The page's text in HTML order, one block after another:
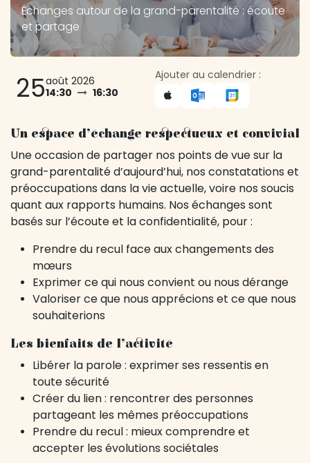
Échanges autour de la grand-parentalité : écoute
et partage
25août 2026
14:30
16:30
Ajouter au calendrier :
Un espace d’échange respectueux et convivial
Une occasion de partager nos points de vue sur la
grand-parentalité d’aujourd’hui, nos constatations et
préoccupations dans la vie actuelle, voire nos soucis
quant aux rapports humains. Nos échanges sont
basés sur l’écoute et la confidentialité, pour :
Prendre du recul face aux changements des
mœurs
Exprimer ce qui nous convient ou nous dérange
Valoriser ce que nous apprécions et ce que nous
souhaiterions
Les bienfaits de l’activité
Libérer la parole : exprimer ses ressentis en
toute sécurité
Créer du lien : rencontrer des personnes
partageant les mêmes préoccupations
Prendre du recul : mieux comprendre et
accepter les évolutions sociétales